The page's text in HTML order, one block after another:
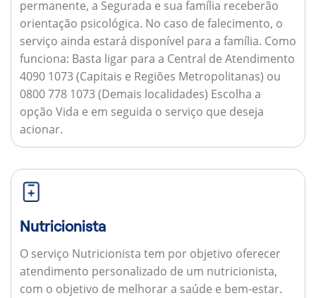
permanente, a Segurada e sua família receberão
orientação psicológica. No caso de falecimento, o
serviço ainda estará disponível para a família. Como
funciona: Basta ligar para a Central de Atendimento
4090 1073 (Capitais e Regiões Metropolitanas) ou
0800 778 1073 (Demais localidades) Escolha a
opção Vida e em seguida o serviço que deseja
acionar.
Nutricionista
O serviço Nutricionista tem por objetivo oferecer
atendimento personalizado de um nutricionista,
com o objetivo de melhorar a saúde e bem-estar.